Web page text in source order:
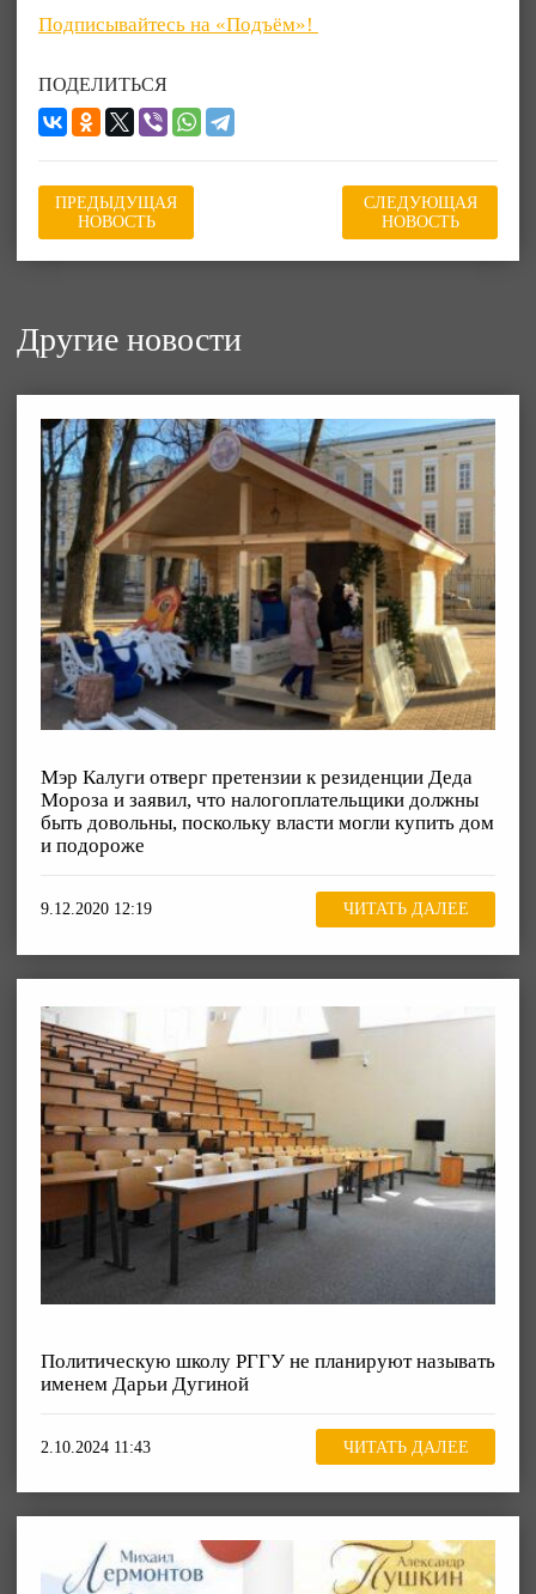
Подписывайтесь на «Подъём»!
ПОДЕЛИТЬСЯ
ПРЕДЫДУЩАЯ
НОВОСТЬ
СЛЕДУЮЩАЯ
НОВОСТЬ
Другие новости
Мэр Калуги отверг претензии к резиденции Деда
Мороза и заявил, что налогоплательщики должны
быть довольны, поскольку власти могли купить дом
и подороже
9.12.2020 12:19 ЧИТАТЬ ДАЛЕЕ
Политическую школу РГГУ не планируют называть
именем Дарьи Дугиной
2.10.2024 11:43 ЧИТАТЬ ДАЛЕЕ